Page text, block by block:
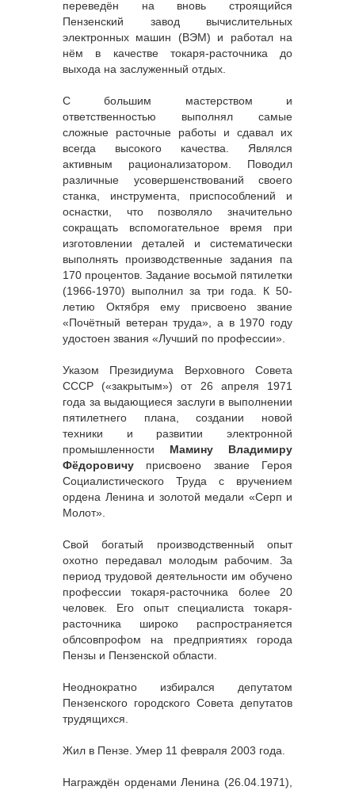
переведён на вновь строящийся
Пензенский завод вычислительных
электронных машин (ВЭМ) и работал на
нём в качестве токаря-расточника до
выхода на заслуженный отдых.
С большим мастерством и
ответственностью выполнял самые
сложные расточные работы и сдавал их
всегда высокого качества. Являлся
активным рационализатором. Поводил
различные усовершенствований своего
станка, инструмента, приспособлений и
оснастки, что позволяло значительно
сокращать вспомогательное время при
изготовлении деталей и систематически
выполнять производственные задания па
170 процентов. Задание восьмой пятилетки
(1966-1970) выполнил за три года. К 50-
летию Октября ему присвоено звание
«Почётный ветеран труда», а в 1970 году
удостоен звания «Лучший по профессии».
Указом Президиума Верховного Совета
СССР («закрытым») от 26 апреля 1971
года за выдающиеся заслуги в выполнении
пятилетнего плана, создании новой
техники и развитии электронной
промышленности Мамину Владимиру
Фёдоровичу присвоено звание Героя
Социалистического Труда с вручением
ордена Ленина и золотой медали «Серп и
Молот».
Свой богатый производственный опыт
охотно передавал молодым рабочим. За
период трудовой деятельности им обучено
профессии токаря-расточника более 20
человек. Его опыт специалиста токаря-
расточника широко распространяется
облсовпрофом на предприятиях города
Пензы и Пензенской области.
Неоднократно избирался депутатом
Пензенского городского Совета депутатов
трудящихся.
Жил в Пензе. Умер 11 февраля 2003 года.
Награждён орденами Ленина (26.04.1971),